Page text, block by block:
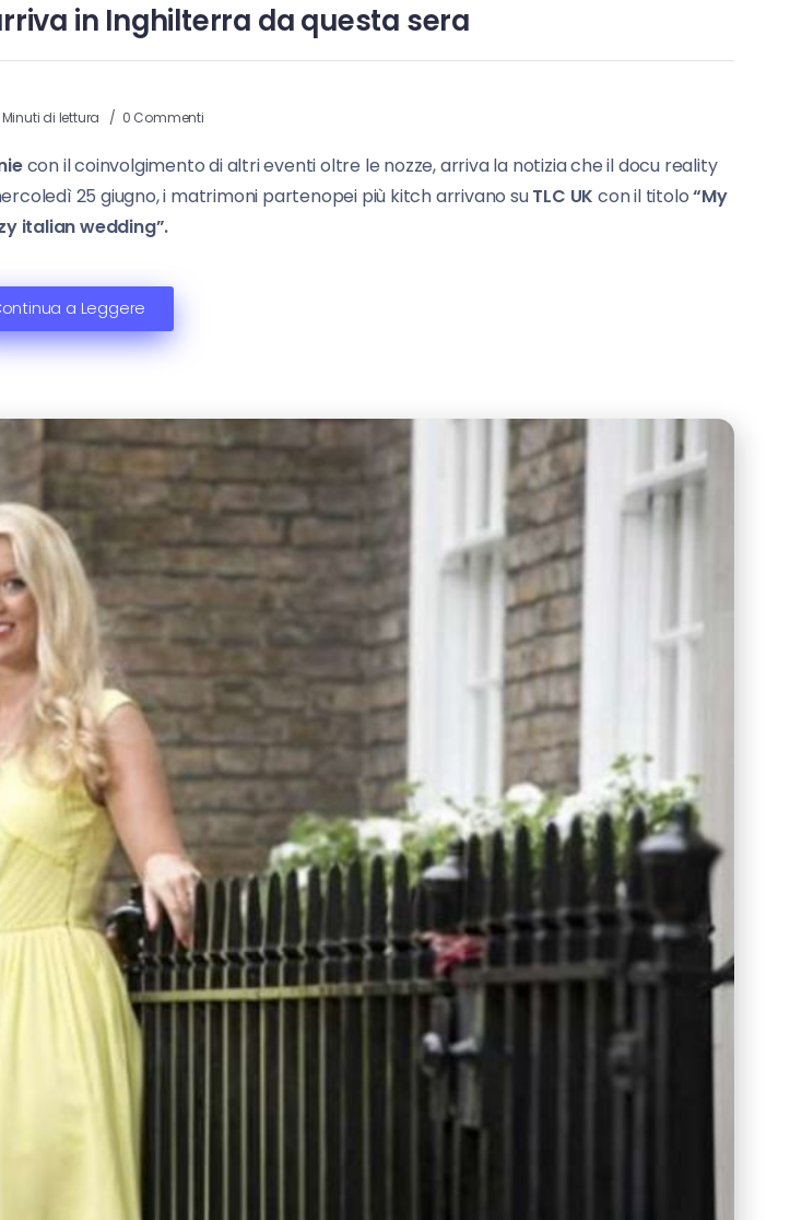
in Inghilterra da questa sera
Minuti di lettura 0 Commenti
con il coinvolgimento di altri eventi oltre le nozze, arriva la notizia che il docu reality
25 giugno, i matrimoni partenopei più kitch arrivano suTLC UK con il titolo“My
italian wedding”.
a Leggere